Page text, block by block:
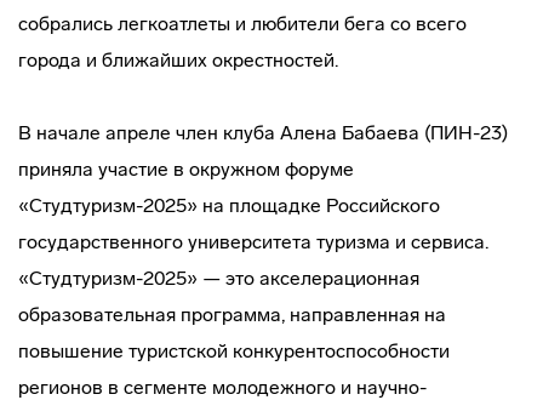
собрались легкоатлеты и любители бега со всего
города и ближайших окрестностей.
В начале апреле член клуба Алена Бабаева (ПИН-23)
приняла участие в окружном форуме
«Студтуризм-2025» на площадке Российского
государственного университета туризма и сервиса.
«Студтуризм-2025» — это акселерационная
образовательная программа, направленная на
повышение туристской конкурентоспособности
регионов в сегменте молодежного и научно-